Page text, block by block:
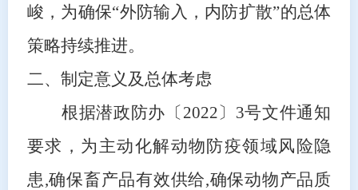
峻，为确保“外防输入，内防扩散”的总体
策略持续推进。
二、制定意义及总体考虑
根据潜政防办〔 2022〕3号文件通知
要求，为主动化解动物防疫领域风险隐
患,确保畜产品有效供给,确保动物产品质